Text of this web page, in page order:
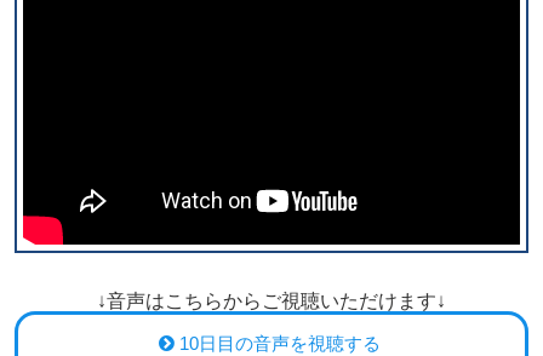
↓音声はこちらからご視聴いただけます↓
10日目の音声を視聴する